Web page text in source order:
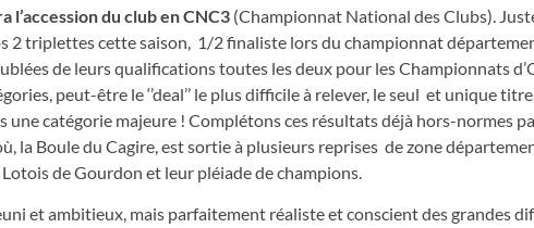
du club en CNC3 (Championnat National des Clubs).
2 triplettes cette saison, 1/2 finaliste lors du championnat
de leurs qualifications toutes les deux pour les Championnats
peut-être le ‘’deal’’ le plus difficile à relever, le seul et unique
catégorie majeure ! Complétons ces résultats déjà hors-normes
la Boule du Cagire, est sortie à plusieurs reprises de zone
de Gourdon et leur pléiade de champions.
et ambitieux, mais parfaitement réaliste et conscient des grandes